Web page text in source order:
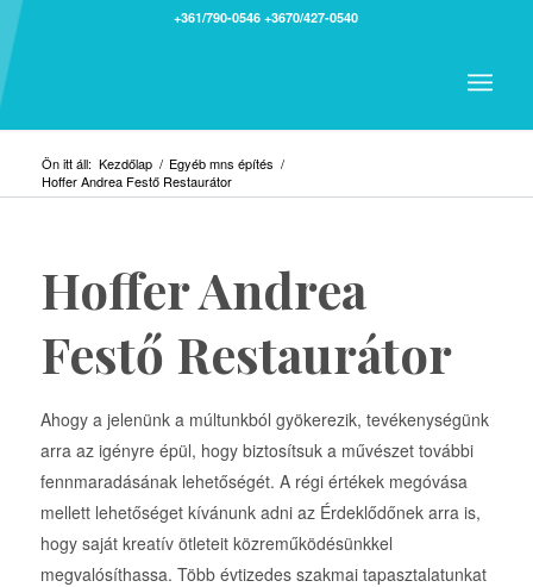
+361/790-0546 +3670/427-0540
Ön itt áll: Kezdőlap / Egyéb mns építés /
Hoffer Andrea Festő Restaurátor
Hoffer Andrea
Festő Restaurátor
Ahogy a jelenünk a múltunkból gyökerezik, tevékenységünk
arra az igényre épül, hogy biztosítsuk a művészet további
fennmaradásának lehetőségét. A régi értékek megóvása
mellett lehetőséget kívánunk adni az Érdeklődőnek arra is,
hogy saját kreatív ötleteit közreműködésünkkel
megvalósíthassa. Több évtizedes szakmai tapasztalatunkat